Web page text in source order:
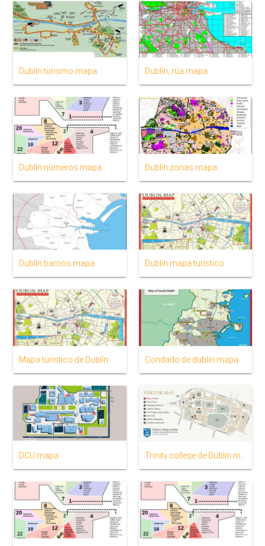
Dublín turismo mapa Dublín, rúa mapa
Dublín números mapa Dublín zonas mapa
Dublín barrios mapa Dublín mapa turístico
Mapa turístico de Dublín Condado de dublín mapa
DCU mapa Trinity college de Dublín mapa